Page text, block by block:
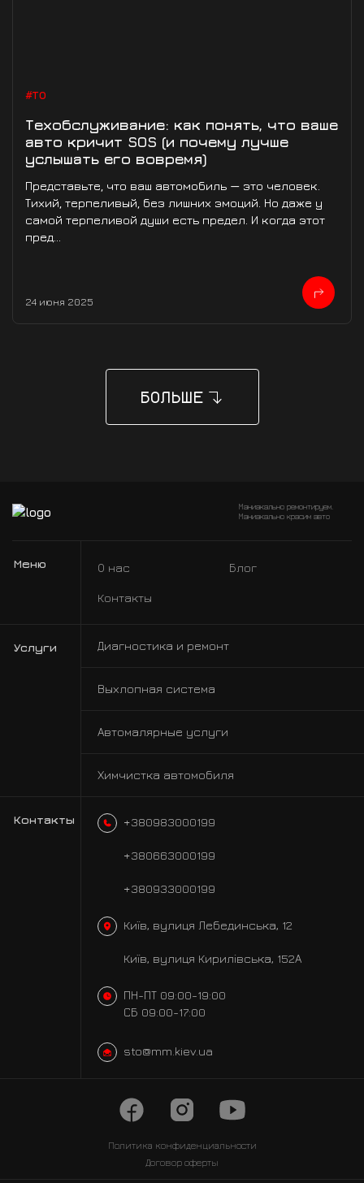
#ТО
Техобслуживание: как понять, что ваше
авто кричит SOS (и почему лучше
услышать его вовремя)
Представьте, что ваш автомобиль — это человек.
Тихий, терпеливый, без лишних эмоций. Но даже у
самой терпеливой души есть предел. И когда этот
пред...
24 июня 2025
БОЛЬШЕ
Маниакально ремонтируем.
Маниакально красим авто
Меню О нас
Контакты
Блог
Услуги Диагностика и ремонт
Выхлопная система
Автомалярные услуги
Химчистка автомобиля
Контакты
Київ, вулиця Лебединська, 12
Київ, вулиця Кирилівська, 152А
ПН-ПТ 09:00-19:00
СБ 09:00-17:00
sto@mm.kiev.ua
+380983000199
+380663000199
+380933000199
Политика конфиденциальности
Договор оферты